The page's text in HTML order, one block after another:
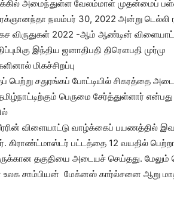
அமைந்துள்ள வேலம்மாள் முதன்மைப்
நவம்பர் 30, 2022 அன்று டெல்லி
விருதுகள் 2022 -ஆம் ஆண்டின்
இந்திய ஜனாதிபதி திரௌபதி முர்மு
மிகச்சிறப்பு
பெற்று சதுரங்கப் போட்டியில் சிகரத்தை
பெருமை சேர்த்துள்ளார் என்பது
விளையாட்டு வாழ்க்கைப் பயணத்தில்
கிராண்ட்மாஸ்டர் பட்டத்தை 12 வயதில்
தகுதியை அடையச் செய்தது.
உலக சாம்பியன் மேக்னஸ் கார்ல்சனை ஆறு